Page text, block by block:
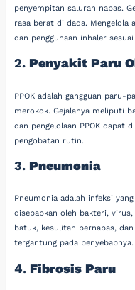
penyempitan saluran napas.
rasa berat di dada. Mengelola
dan penggunaan inhaler
2. Penyakit Paru
PPOK adalah gangguan paru-
merokok. Gejalanya meliputi
dan pengelolaan PPOK dapat
pengobatan rutin.
3. Pneumonia
Pneumonia adalah infeksi
disebabkan oleh bakteri,
batuk, kesulitan bernapas,
tergantung pada penyebabnya.
4. Fibrosis Paru